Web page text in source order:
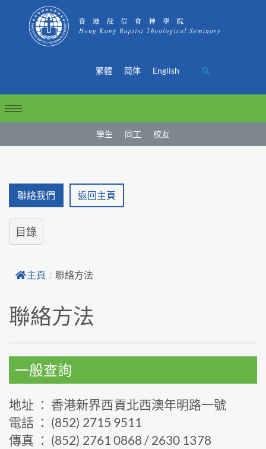
繁體 简体 English
學生 同工 校友
聯絡我們 返回主頁
目錄
主頁 / 聯絡方法
聯絡方法
一般查詢
地址 ： 香港新界西貢北西澳年明路一號
電話 ： (852) 2715 9511
傳真 ： (852) 2761 0868 / 2630 1378